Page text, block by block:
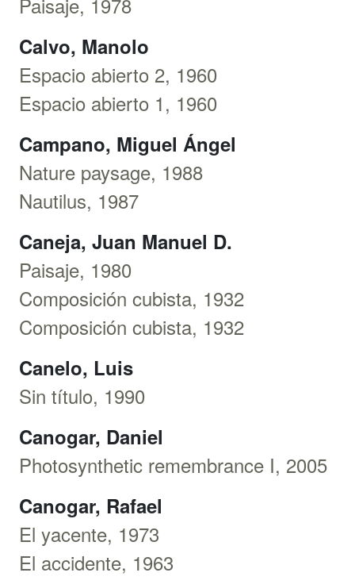
Calvo, Manolo
Espacio abierto 2, 1960
Espacio abierto 1, 1960
Campano, Miguel Ángel
Nature paysage, 1988
Nautilus, 1987
Caneja, Juan Manuel D.
Paisaje, 1980
Composición cubista, 1932
Composición cubista, 1932
Canelo, Luis
Sin título, 1990
Canogar, Daniel
Photosynthetic remembrance I, 2005
Canogar, Rafael
El yacente, 1973
El accidente, 1963